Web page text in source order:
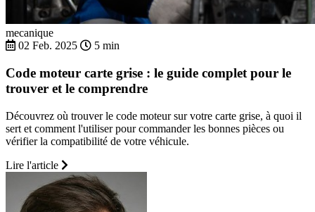
mecanique
02 Feb. 2025
5 min
Code moteur carte grise : le guide complet pour le
trouver et le comprendre
Découvrez où trouver le code moteur sur votre carte grise, à quoi il
sert et comment l'utiliser pour commander les bonnes pièces ou
vérifier la compatibilité de votre véhicule.
Lire l'article